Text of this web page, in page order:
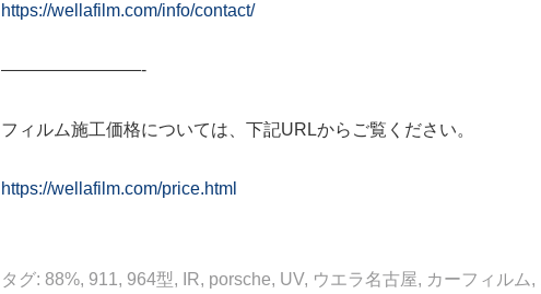
https://wellafilm.com/info/contact/
————————-
フィルム施工価格については、下記URLからご覧ください。
https://wellafilm.com/price.html
タグ: 88%, 911 , 964型, IR, porsche, UV, ウエラ名古屋, カーフィルム,